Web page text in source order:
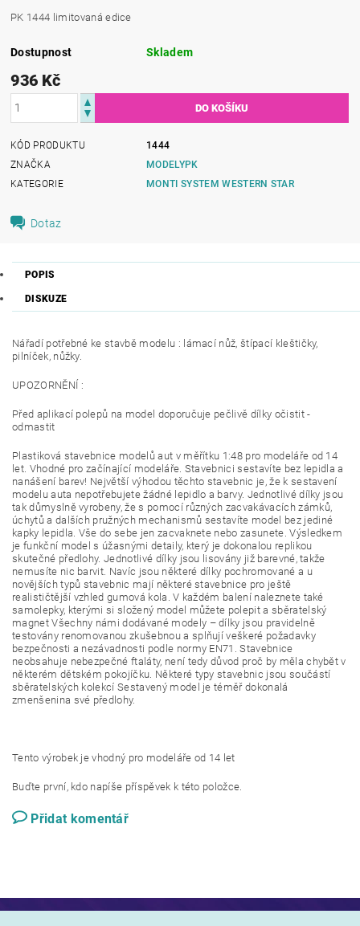
PK 1444 limitovaná edice
Dostupnost Skladem
936 Kč
KÓD PRODUKTU
1444
ZNAČKA
MODELYPK
KATEGORIE
MONTI SYSTEM WESTERN STAR
Dotaz
POPIS
DISKUZE
Nářadí potřebné ke stavbě modelu : lámací nůž, štípací kleštičky,
pilníček, nůžky.
UPOZORNĚNÍ :
Před aplikací polepů na model doporučuje pečlivě dílky očistit -
odmastit
Plastiková stavebnice modelů aut v měřítku 1:48 pro modeláře od 14
let. Vhodné pro začínající modeláře. Stavebnici sestavíte bez lepidla a
nanášení barev! Největší výhodou těchto stavebnic je, že k sestavení
modelu auta nepotřebujete žádné lepidlo a barvy. Jednotlivé dílky jsou
tak důmyslně vyrobeny, že s pomocí různých zacvakávacích zámků,
úchytů a dalších pružných mechanismů sestavíte model bez jediné
kapky lepidla. Vše do sebe jen zacvaknete nebo zasunete. Výsledkem
je funkční model s úžasnými detaily, který je dokonalou replikou
skutečné předlohy. Jednotlivé dílky jsou lisovány již barevné, takže
nemusíte nic barvit. Navíc jsou některé dílky pochromované a u
novějších typů stavebnic mají některé stavebnice pro ještě
realističtější vzhled gumová kola. V každém balení naleznete také
samolepky, kterými si složený model můžete polepit a sběratelský
magnet Všechny námi dodávané modely – dílky jsou pravidelně
testovány renomovanou zkušebnou a splňují veškeré požadavky
bezpečnosti a nezávadnosti podle normy EN71. Stavebnice
neobsahuje nebezpečné ftaláty, není tedy důvod proč by měla chybět v
některém dětském pokojíčku. Některé typy stavebnic jsou součástí
sběratelských kolekcí Sestavený model je téměř dokonalá
zmenšenina své předlohy.
Tento výrobek je vhodný pro modeláře od 14 let
Buďte první, kdo napíše příspěvek k této položce.
Přidat komentář